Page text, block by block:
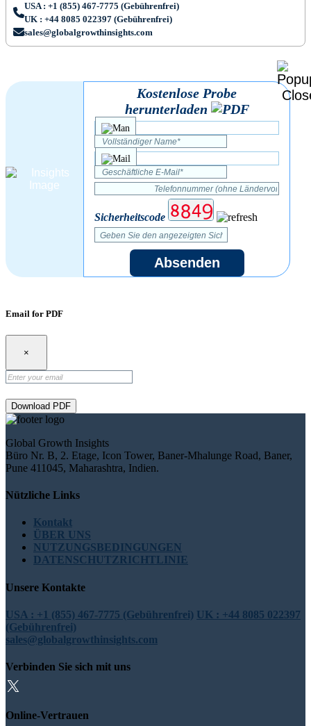
USA : +1 (855) 467-7775 (Gebührenfrei)
UK : +44 8085 022397 (Gebührenfrei)
sales@globalgrowthinsights.com
Kostenlose Probe
herunterladen
Sicherheitscode
Absenden
Email for PDF
×
Download PDF
Global Growth Insights
Büro Nr. B, 2. Etage, Icon Tower, Baner-Mhalunge Road, Baner,
Pune 411045, Maharashtra, Indien.
Nützliche Links
Kontakt
ÜBER UNS
NUTZUNGSBEDINGUNGEN
DATENSCHUTZRICHTLINIE
Unsere Kontakte
USA : +1 (855) 467-7775 (Gebührenfrei) UK : +44 8085 022397
(Gebührenfrei)
sales@globalgrowthinsights.com
Verbinden Sie sich mit uns
Online-Vertrauen